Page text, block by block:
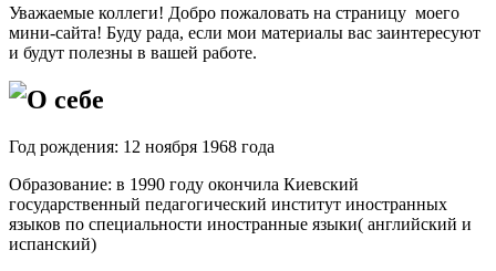
Уважаемые коллеги! Добро пожаловать на страницу моего
мини-сайта! Буду рада, если мои материалы вас заинтересуют
и будут полезны в вашей работе.
О себе
Год рождения: 12 ноября 1968 года
Образование: в 1990 году окончила Киевский
государственный педагогический институт иностранных
языков по специальности иностранные языки( английский и
испанский)